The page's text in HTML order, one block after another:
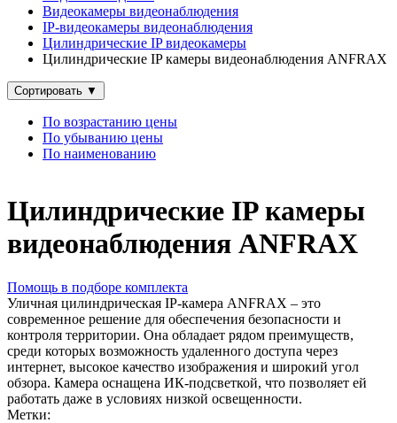
Видеокамеры видеонаблюдения
IP‑видеокамеры видеонаблюдения
Цилиндрические IP видеокамеры
Цилиндрические IP камеры видеонаблюдения ANFRAX
Сортировать ▼
По возрастанию цены
По убыванию цены
По наименованию
Цилиндрические IP камеры
видеонаблюдения ANFRAX
Помощь в подборе комплекта
Уличная цилиндрическая IP-камера ANFRAX – это
современное решение для обеспечения безопасности и
контроля территории. Она обладает рядом преимуществ,
среди которых возможность удаленного доступа через
интернет, высокое качество изображения и широкий угол
обзора. Камера оснащена ИК-подсветкой, что позволяет ей
работать даже в условиях низкой освещенности.
Метки: